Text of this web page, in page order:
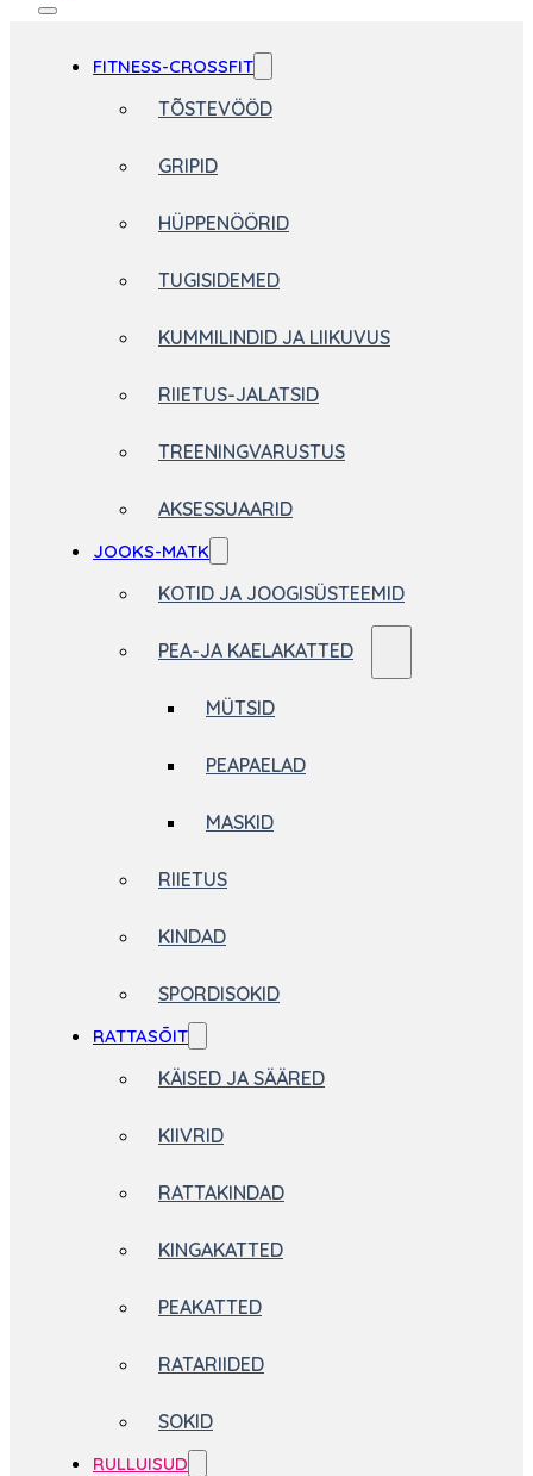
FITNESS-CROSSFIT
TÕSTEVÖÖD
GRIPID
HÜPPENÖÖRID
TUGISIDEMED
KUMMILINDID JA LIIKUVUS
RIIETUS-JALATSID
TREENINGVARUSTUS
AKSESSUAARID
JOOKS-MATK
KOTID JA JOOGISÜSTEEMID
PEA-JA KAELAKATTED
MÜTSID
PEAPAELAD
MASKID
RIIETUS
KINDAD
SPORDISOKID
RATTASÕIT
KÄISED JA SÄÄRED
KIIVRID
RATTAKINDAD
KINGAKATTED
PEAKATTED
RATARIIDED
SOKID
RULLUISUD